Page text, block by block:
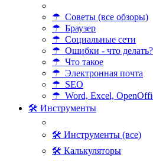
☂ Советы (все обзоры)
☂ Браузер
☂ Социальные сети
☂ Ошибки - что делать?
☂ Что такое
☂ Электронная почта
☂ SEO
☂ Word, Excel,
🛠 Инструменты
🛠 Инструменты (все)
🛠 Калькуляторы